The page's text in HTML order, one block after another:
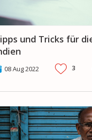
08 Aug 2022 3